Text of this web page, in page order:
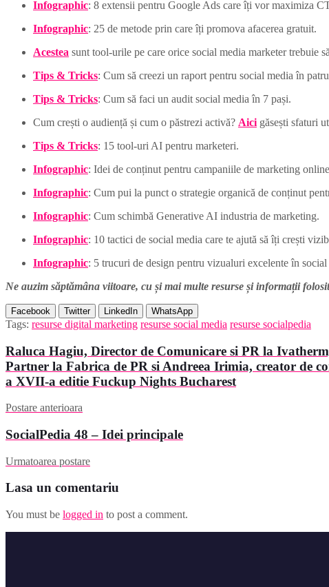
Infographic: 8 extensii pentru Google Ads care îți vor maximiza
Infographic: 25 de metode prin care îți promova afacerea gratuit.
Acestea sunt tool-urile pe care orice social media marketer trebuie
Tips & Tricks: Cum să creezi un raport pentru social media în
Tips & Tricks: Cum să faci un audit social media în 7 pași.
Cum crești o audiență și cum o păstrezi activă? Aici găsești sfaturi
Tips & Tricks: 15 tool-uri AI pentru marketeri.
Infographic: Idei de conținut pentru campaniile de marketing
Infographic: Cum pui la punct o strategie organică de conținut
Infographic: Cum schimbă Generative AI industria de marketing.
Infographic: 10 tactici de social media care te ajută să îți crești
Infographic: 5 trucuri de design pentru vizualuri excelente în social
Ne auzim săptămâna viitoare, cu și mai multe resurse și informații
Facebook Twitter LinkedIn WhatsApp
Tags: resurse digital marketing resurse social media resurse socialpedia
Raluca Hagiu, Director de Comunicare si PR la
Partner la Fabrica de PR si Andreea Irimia, creator de
a XVII-a editie Fuckup Nights Bucharest
Postare anterioara
SocialPedia 48 – Idei principale
Urmatoarea postare
Lasa un comentariu
You must be logged in to post a comment.